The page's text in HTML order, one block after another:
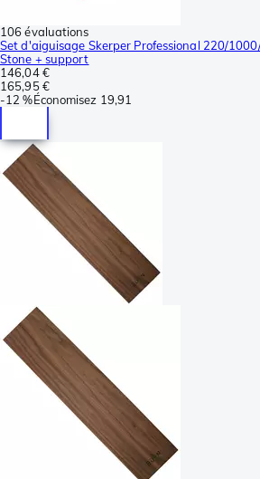
106 évaluations
Set d'aiguisage Skerper Professional 220/
Stone + support
146,04 €
165,95 €
-12 %Économisez 19,91